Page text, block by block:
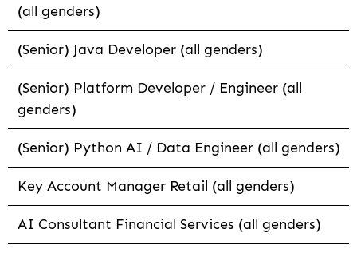
(all genders)
(Senior) Java Developer (all genders)
(Senior) Platform Developer / Engineer (all
genders)
(Senior) Python AI / Data Engineer (all genders)
Key Account Manager Retail (all genders)
AI Consultant Financial Services (all genders)